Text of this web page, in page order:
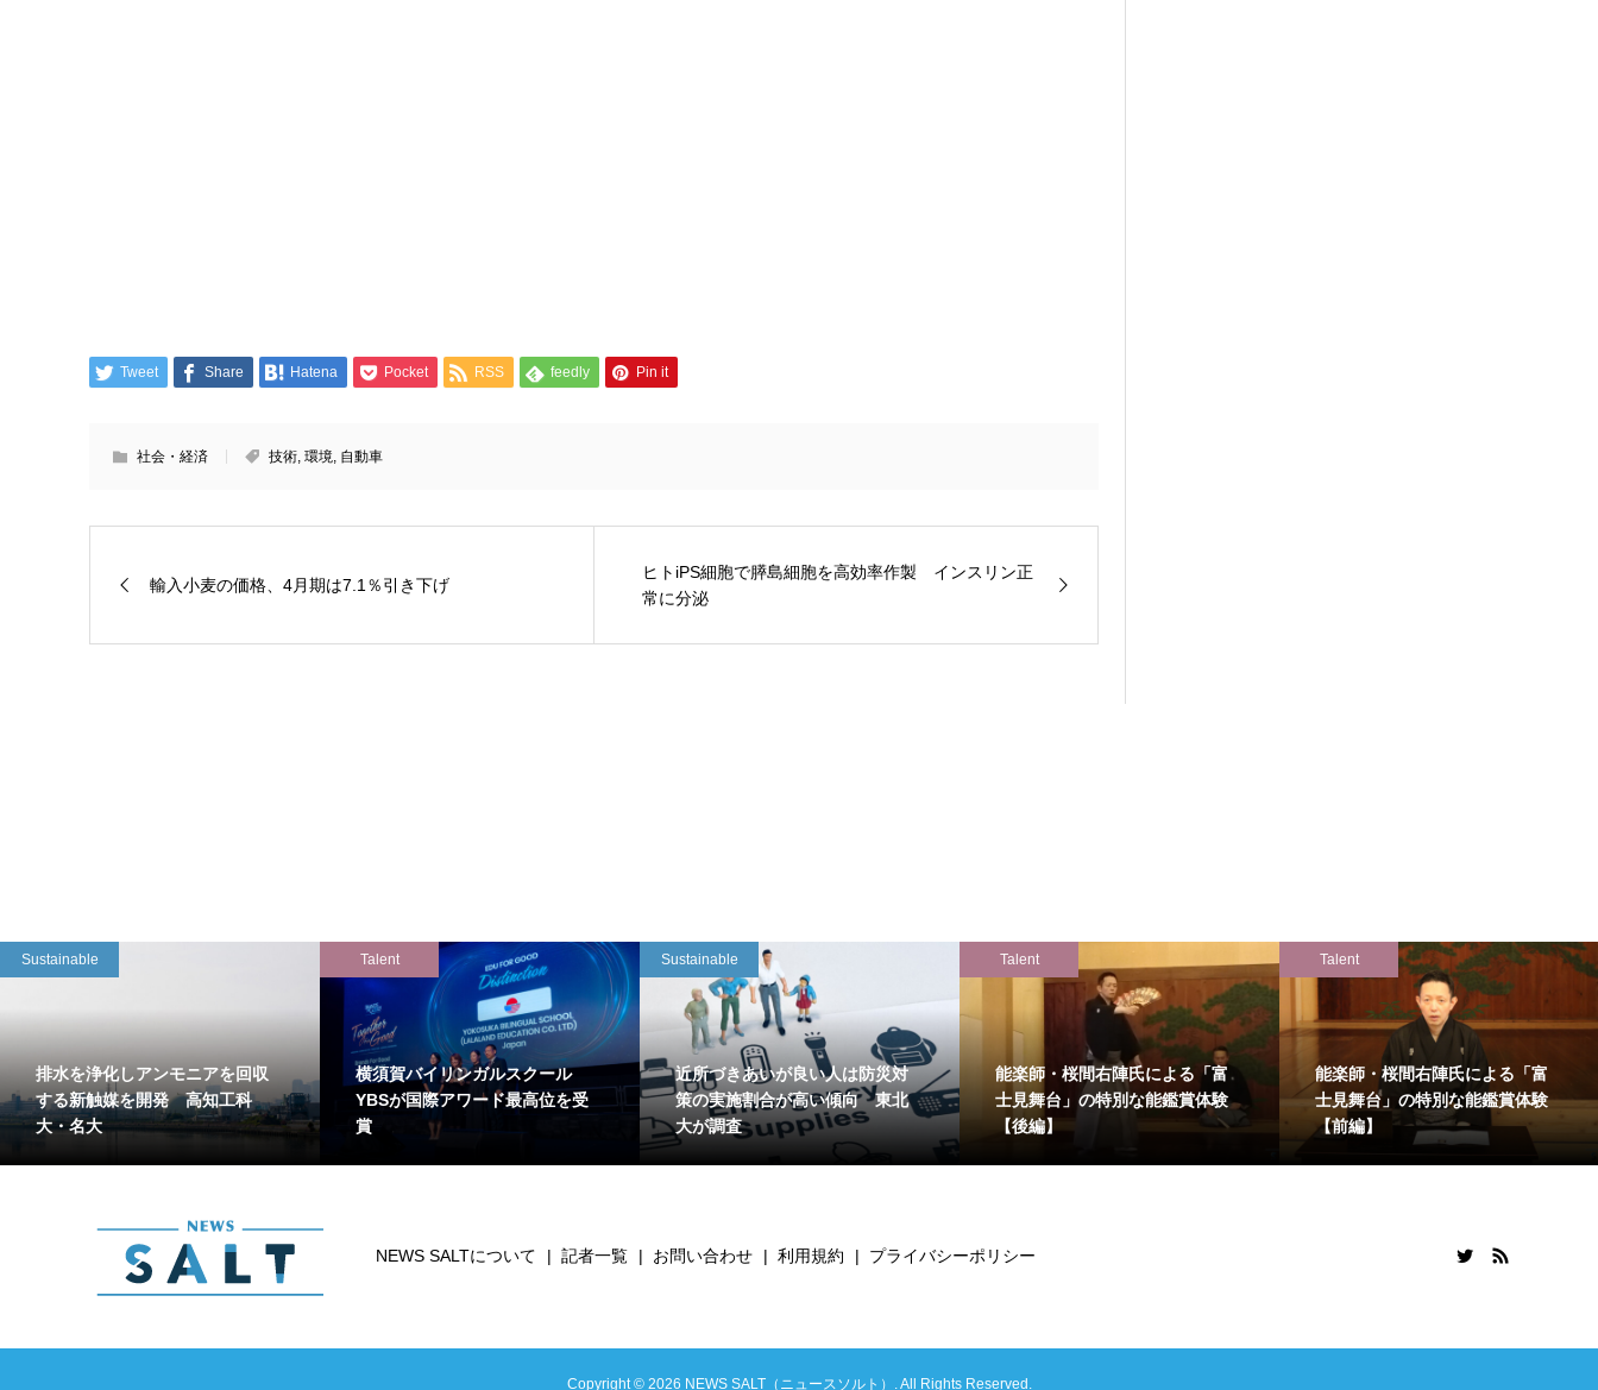
Tweet Share Hatena Pocket RSS feedly Pin it
社会・経済 技術, 環境 自動車
輸入小麦の価格、4月期は7.1％引き下げ
ヒトiPS細胞で膵島細胞を高効率作製 インスリン正
常に分泌
Sustainable
排水を浄化しアンモニアを回収
する新触媒を開発 高知工科
大・名大
Talent
横須賀バイリンガルスクール
YBSが国際アワード最高位を受
賞
Sustainable
近所づきあいが良い人は防災対
策の実施割合が高い傾向 東北
大が調査
Talent
能楽師・桜間右陣氏による「富
士見舞台」の特別な能鑑賞体験
【後編】
Talent
能楽師・桜間右陣氏による「富
士見舞台」の特別な能鑑賞体験
【前編】
NEWS SALTについて 記者一覧 お問い合わせ 利用規約 プライバシーポリシー
Copyright ©2026 NEWS SALT（ニュースソルト）. All Rights Reserved.